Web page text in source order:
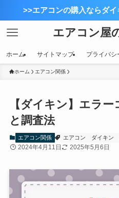
>>エアコンの購入ならダ
エアコン屋
ホーム サイトマップ プライバシ
ホーム エアコン関係
【ダイキン】エラ
と調査法
エアコン関係 エアコン ダイキン
2024年4月11日 2025年5月6日